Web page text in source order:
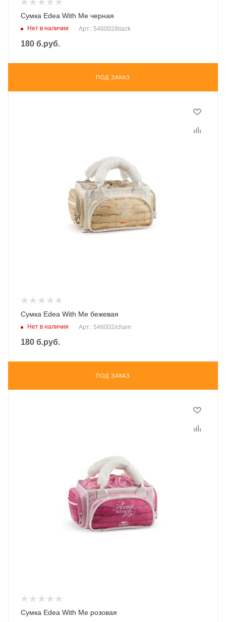
Сумка Edea With Me черная
Нет в наличии Арт.: 546002/black
180 б.руб.
ПОД ЗАКАЗ
Сумка Edea With Me бежевая
Нет в наличии Арт.: 546002/cham
180 б.руб.
ПОД ЗАКАЗ
Сумка Edea With Me розовая